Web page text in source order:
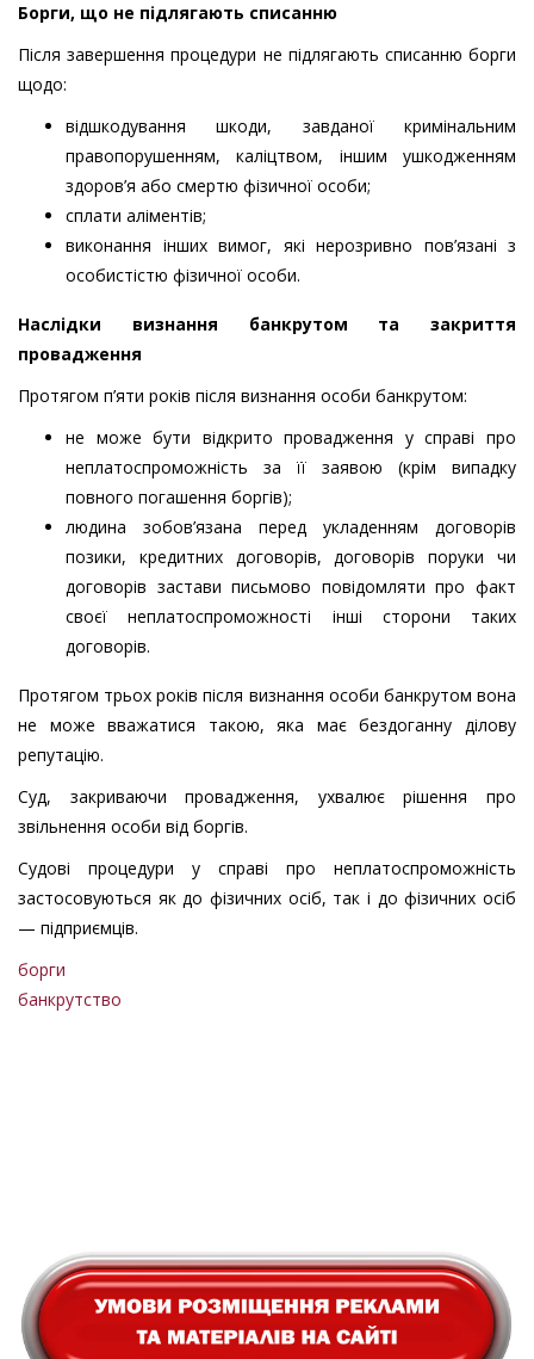
Борги, що не підлягають списанню
Після завершення процедури не підлягають списанню борги
щодо:
відшкодування шкоди, завданої кримінальним
правопорушенням, каліцтвом, іншим ушкодженням
здоров’я або смертю фізичної особи;
сплати аліментів;
виконання інших вимог, які нерозривно пов’язані з
особистістю фізичної особи.
Наслідки визнання банкрутом та закриття
провадження
Протягом п’яти років після визнання особи банкрутом:
не може бути відкрито провадження у справі про
неплатоспроможність за її заявою (крім випадку
повного погашення боргів);
людина зобов’язана перед укладенням договорів
позики, кредитних договорів, договорів поруки чи
договорів застави письмово повідомляти про факт
своєї неплатоспроможності інші сторони таких
договорів.
Протягом трьох років після визнання особи банкрутом вона
не може вважатися такою, яка має бездоганну ділову
репутацію.
Суд, закриваючи провадження, ухвалює рішення про
звільнення особи від боргів.
Судові процедури у справі про неплатоспроможність
застосовуються як до фізичних осіб, так і до фізичних осіб
— підприємців.
борги
банкрутство